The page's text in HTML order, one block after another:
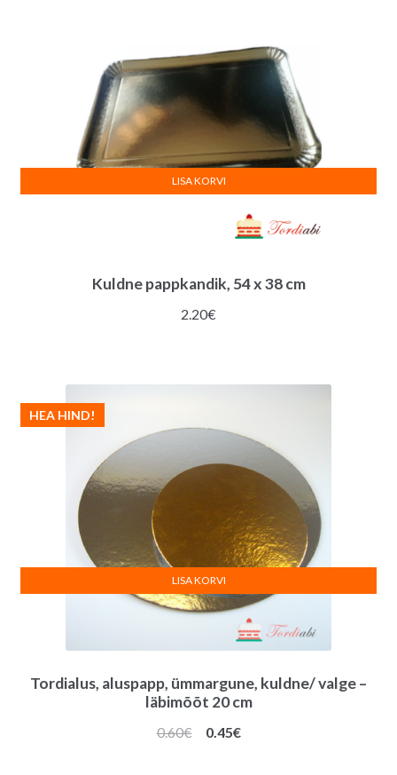
Kuldne pappkandik, 54 x 38 cm
2.20€
LISA KORVI
Tordialus, aluspapp, ümmargune, kuldne/ valge –
läbimõõt 20 cm
HEA HIND!
0.60€
Algne
0.45€Praegune
LISA KORVI